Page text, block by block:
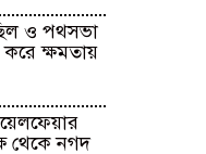
ও পথসভা
করে ক্ষমতায়
থেকে নগদ